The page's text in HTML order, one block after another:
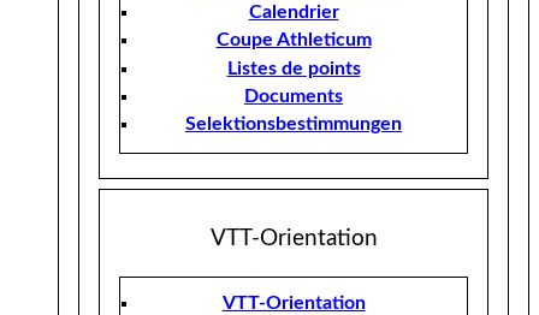
Calendrier
Coupe Athleticum
Listes de points
Documents
Selektionsbestimmungen
VTT-Orientation
VTT-Orientation